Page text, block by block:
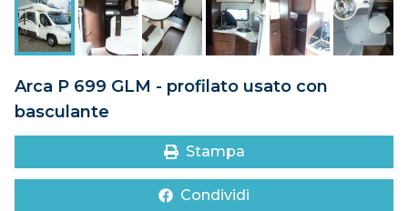
DOVE SIAMO
CONTATTI
Arca P 699 GLM - profilato usato con
basculante
Stampa
Condividi